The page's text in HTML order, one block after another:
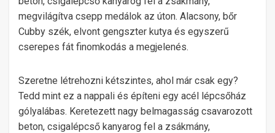
Szeretne létrehozni kétszintes, ahol már csak egy?
Tedd mint ez a nappali és építeni egy acél lépcsőház
gólyalábas. Keretezett nagy belmagasság csavarozott
beton, csigalépcső kanyarog fel a zsákmány,